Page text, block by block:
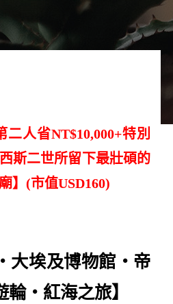
人省NT$10,000+特別
斯二世所留下最壯碩的
】(市值USD160)
大埃及博物館 ‧帝
‧紅海之旅】